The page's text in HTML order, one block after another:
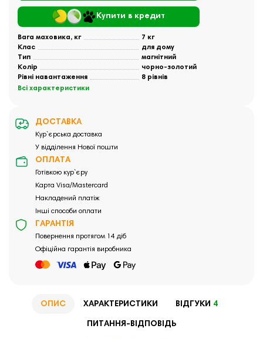
Купити в кредит
Вага маховика, кг
7 кг
Клас
для дому
Тип
магнітний
Колір
чорно-золотий
Рівні навантаження
8 рівнів
Всі характеристики
ДОСТАВКА
Кур`єрська доставка
У відділення Нової пошти
ОПЛАТА
Готівкою кур`єру
Карта Visa/Mastercard
Накладений платіж
Інші способи оплати
ГАРАНТІЯ
Повернення протягом 14 діб
Офіційна гарантія виробника
ОПИС ХАРАКТЕРИСТИКИ ВІДГУКИ 4
ПИТАННЯ-ВІДПОВІДЬ